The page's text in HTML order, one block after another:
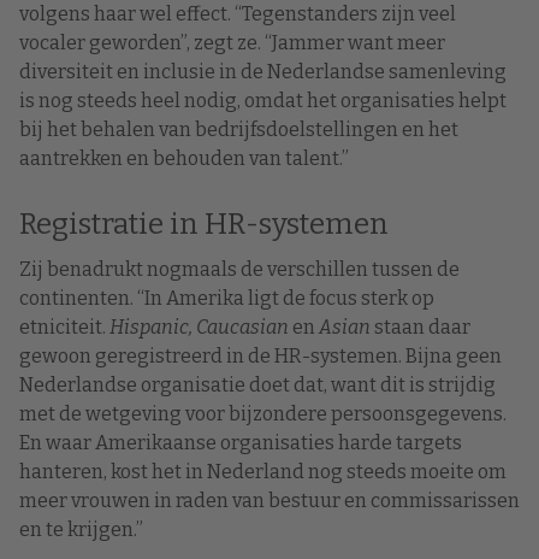
volgens haar wel effect. “Tegenstanders zijn veel
vocaler geworden”, zegt ze. “Jammer want meer
diversiteit en inclusie in de Nederlandse samenleving
is nog steeds heel nodig, omdat het organisaties helpt
bij het behalen van bedrijfsdoelstellingen en het
aantrekken en behouden van talent.”
Registratie in HR-systemen
Zij benadrukt nogmaals de verschillen tussen de
continenten. “In Amerika ligt de focus sterk op
etniciteit. Hispanic, Caucasian en Asian staan daar
gewoon geregistreerd in de HR-systemen. Bijna geen
Nederlandse organisatie doet dat, want dit is strijdig
met de wetgeving voor bijzondere persoonsgegevens.
En waar Amerikaanse organisaties harde targets
hanteren, kost het in Nederland nog steeds moeite om
meer vrouwen in raden van bestuur en commissarissen
en te krijgen.”